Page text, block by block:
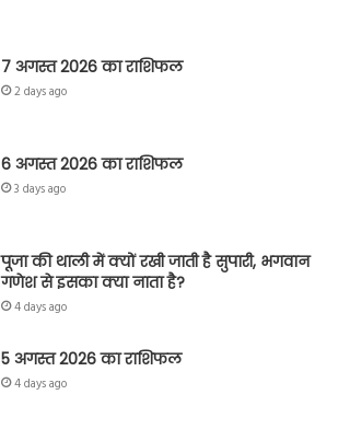
7 अगस्त 2026 का राशिफल
2 days ago
6 अगस्त 2026 का राशिफल
3 days ago
पूजा की थाली में क्यों रखी जाती है सुपारी, भगवान
गणेश से इसका क्या नाता है?
4 days ago
5 अगस्त 2026 का राशिफल
4 days ago